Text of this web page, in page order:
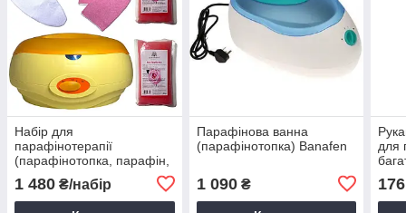
Набір для
парафінотерапії
(парафінотопка, парафін,
1 480 ₴/набір
Парафінова ванна
(парафінотопка) Banafen
1 090₴
для
176